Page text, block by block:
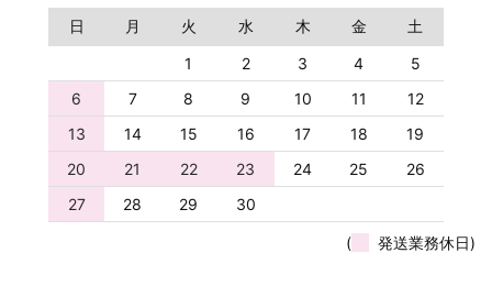
日
月 火 水 木 金
土
1
2 3 4
5
6
7 8 9 10 11
12
13
14 15 16 17 18
19
20
21 22 23 24 25
26
27
28 29 30
( 発送業務休日)